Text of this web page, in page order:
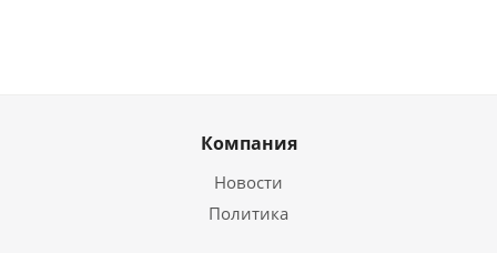
Компания
Новости
Политика